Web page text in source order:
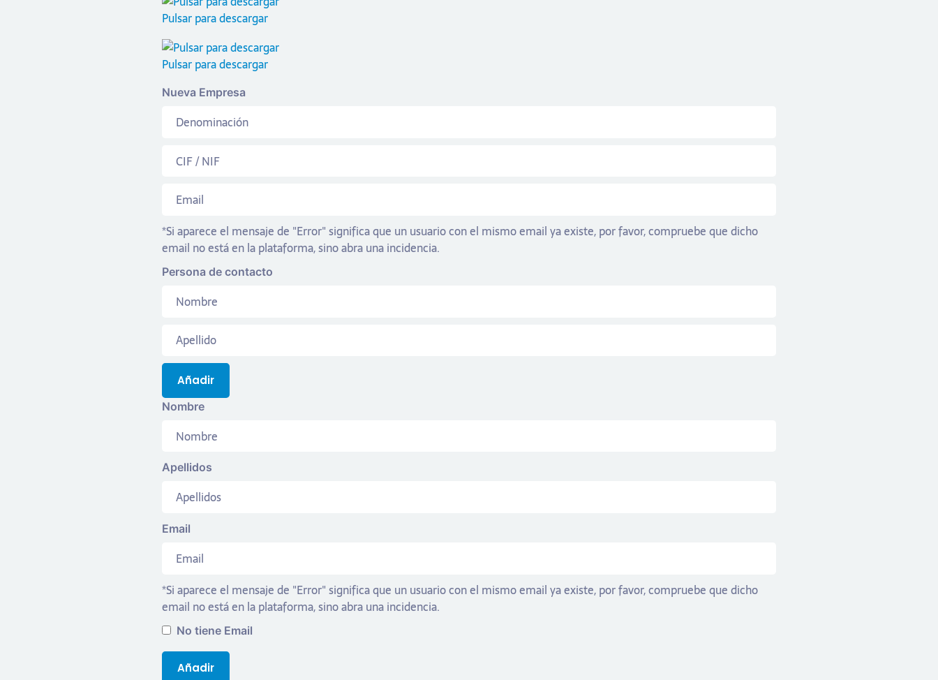
Pulsar para descargar
Pulsar para descargar
Nueva Empresa
*Si aparece el mensaje de "Error" significa que un usuario con el mismo email ya existe, por favor, compruebe que dicho
email no está en la plataforma, sino abra una incidencia.
Persona de contacto
Añadir
Nombre
Apellidos
Email
*Si aparece el mensaje de "Error" significa que un usuario con el mismo email ya existe, por favor, compruebe que dicho
email no está en la plataforma, sino abra una incidencia.
No tiene Email
Añadir